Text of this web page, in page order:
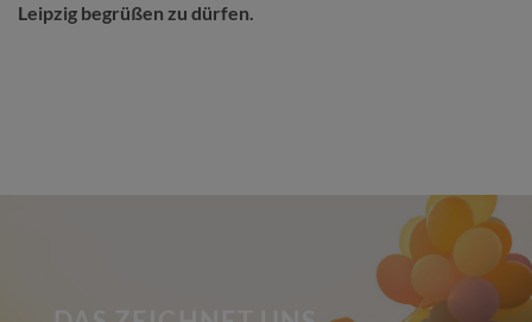
Leipzig begrüßen zu dürfen.